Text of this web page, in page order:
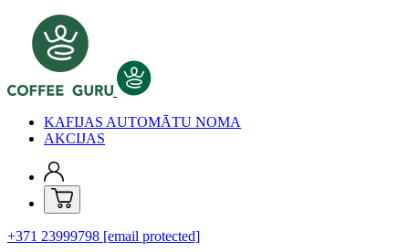
KAFIJAS AUTOMĀTU NOMA
AKCIJAS
+371 23999798 [email protected]